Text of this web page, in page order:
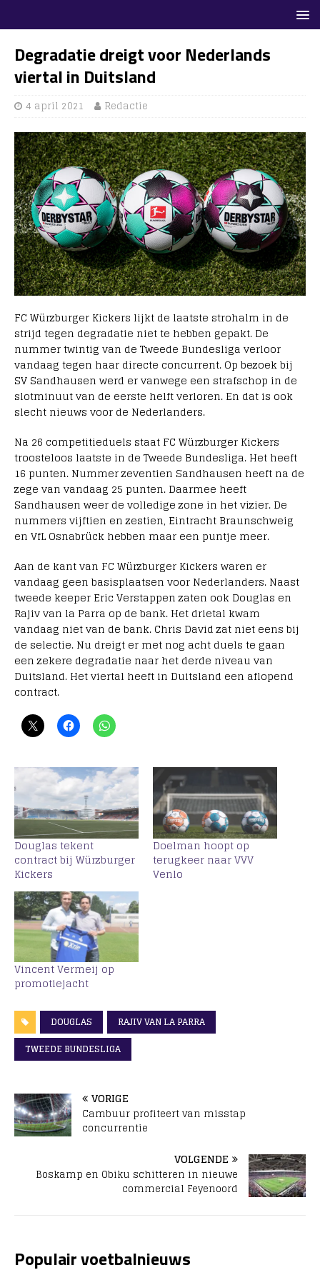
Degradatie dreigt voor Nederlands
viertal in Duitsland
4 april 2021 Redactie
FC Würzburger Kickers lijkt de laatste strohalm in de
strijd tegen degradatie niet te hebben gepakt. De
nummer twintig van de Tweede Bundesliga verloor
vandaag tegen haar directe concurrent. Op bezoek bij
SV Sandhausen werd er vanwege een strafschop in de
slotminuut van de eerste helft verloren. En dat is ook
slecht nieuws voor de Nederlanders.
Na 26 competitieduels staat FC Würzburger Kickers
troosteloos laatste in de Tweede Bundesliga. Het heeft
16 punten. Nummer zeventien Sandhausen heeft na de
zege van vandaag 25 punten. Daarmee heeft
Sandhausen weer de volledige zone in het vizier. De
nummers vijftien en zestien, Eintracht Braunschweig
en VfL Osnabrück hebben maar een puntje meer.
Aan de kant van FC Würzburger Kickers waren er
vandaag geen basisplaatsen voor Nederlanders. Naast
tweede keeper Eric Verstappen zaten ook Douglas en
Rajiv van la Parra op de bank. Het drietal kwam
vandaag niet van de bank. Chris David zat niet eens bij
de selectie. Nu dreigt er met nog acht duels te gaan
een zekere degradatie naar het derde niveau van
Duitsland. Het viertal heeft in Duitsland een aflopend
contract.
Douglas tekent
contract bij Würzburger
Kickers
Doelman hoopt op
terugkeer naar VVV
Venlo
Vincent Vermeij op
promotiejacht
DOUGLAS
RAJIV VAN LA PARRA
TWEEDE BUNDESLIGA
VORIGE
Cambuur profiteert van misstap
concurrentie
VOLGENDE
Boskamp en Obiku schitteren in nieuwe
commercial Feyenoord
Populair voetbalnieuws